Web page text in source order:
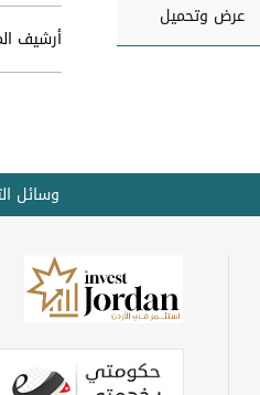
عرض وتحميل
أرشيف
وسائل